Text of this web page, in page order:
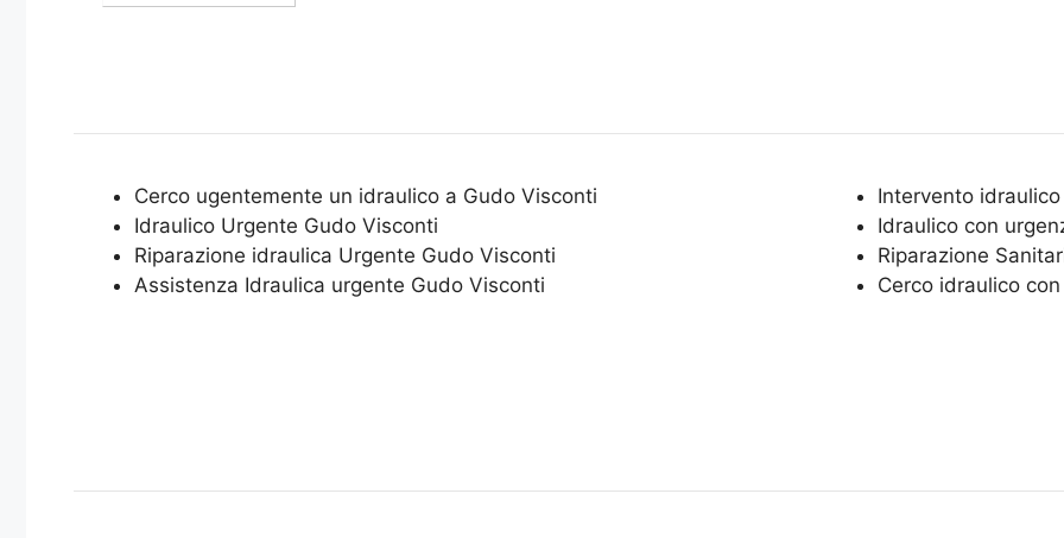
Cerco ugentemente un idraulico a Gudo Visconti
Idraulico Urgente Gudo Visconti
Riparazione idraulica Urgente Gudo Visconti
Assistenza Idraulica urgente Gudo Visconti
Intervento
Idraulico con
Riparazione
Cerco idraulico